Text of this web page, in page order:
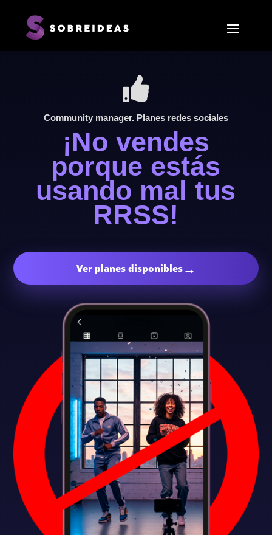

Community manager. Planes redes sociales
¡No vendes
porque estás
usando mal tus
RRSS!
Ver planes disponibles→